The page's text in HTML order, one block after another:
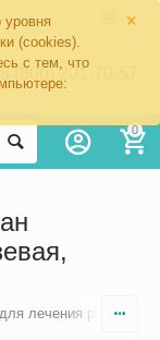
×
уровня
(cookies).
с тем, что
8 (800) 201-70-57
0
лечения ран /